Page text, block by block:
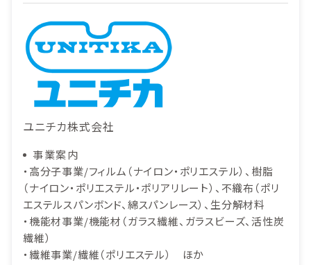
ユニチカ株式会社
事業案内
・高分子事業/フィルム（ナイロン・ポリエステル）、樹脂
（ナイロン・ポリエステル・ポリアリレート）、不織布（ポリ
エステルスパンボンド、綿スパンレース）、生分解材料
・機能材事業/機能材（ガラス繊維、ガラスビーズ、活性炭
繊維）
・繊維事業/繊維（ポリエステル） ほか